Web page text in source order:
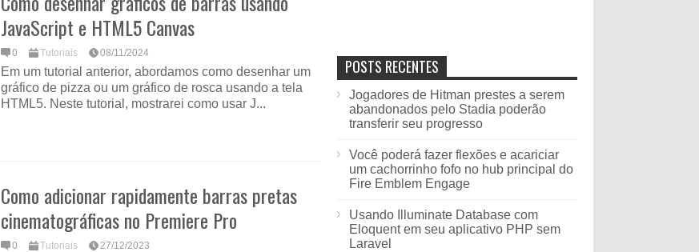
JavaScript e HTML5 Canvas
0 Tutoriais 08/11/2024
Em um tutorial anterior, abordamos como desenhar um
gráfico de pizza ou um gráfico de rosca usando a tela
HTML5. Neste tutorial, mostrarei como usar J...
Como adicionar rapidamente barras pretas
cinematográficas no Premiere Pro
0 Tutoriais 27/12/2023
POSTS RECENTES
Jogadores de Hitman prestes a serem
abandonados pelo Stadia poderão
transferir seu progresso
Você poderá fazer flexões e acariciar
um cachorrinho fofo no hub principal do
Fire Emblem Engage
Usando Illuminate Database com
Eloquent em seu aplicativo PHP sem
Laravel